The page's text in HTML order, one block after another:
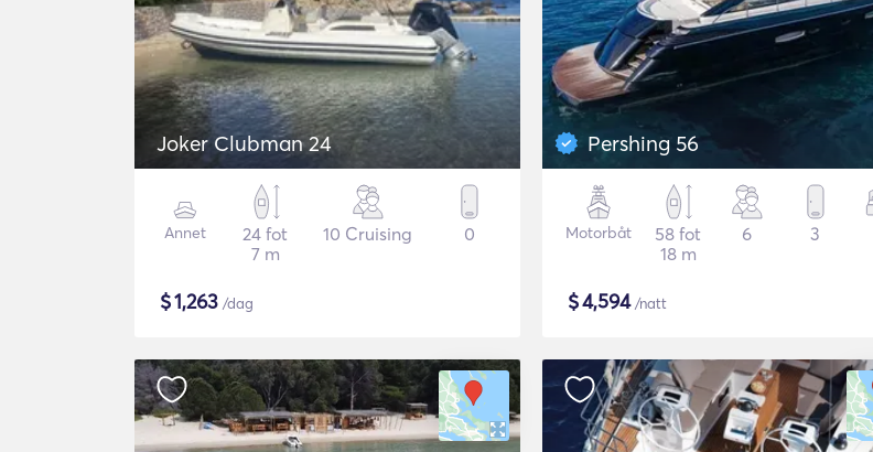
Joker Clubman 24
Annet
24 fot
7 m
10 Cruising 0
$1,263 /dag
Pershing 56
Motorbåt
58 fot
18 m
6 3
$4,594/natt